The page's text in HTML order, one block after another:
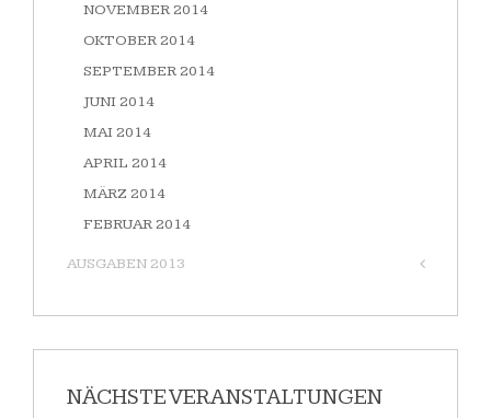
NOVEMBER 2014
OKTOBER 2014
SEPTEMBER 2014
JUNI 2014
MAI 2014
APRIL 2014
MÄRZ 2014
FEBRUAR 2014
AUSGABEN 2013
NÄCHSTE VERANSTALTUNGEN